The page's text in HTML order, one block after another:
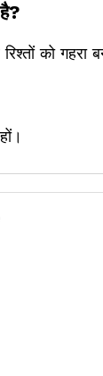
को गहरा